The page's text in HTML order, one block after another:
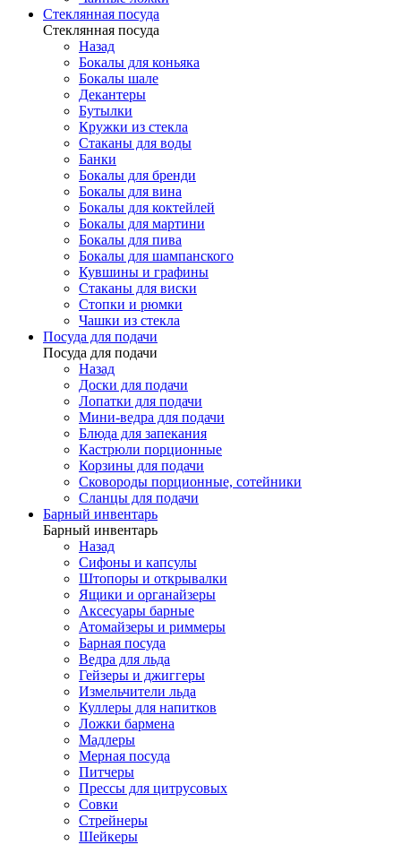
Стеклянная посуда
Стеклянная посуда
Назад
Бокалы для коньяка
Бокалы шале
Декантеры
Бутылки
Кружки из стекла
Стаканы для воды
Банки
Бокалы для бренди
Бокалы для вина
Бокалы для коктейлей
Бокалы для мартини
Бокалы для пива
Бокалы для шампанского
Кувшины и графины
Стаканы для виски
Стопки и рюмки
Чашки из стекла
Посуда для подачи
Посуда для подачи
Назад
Доски для подачи
Лопатки для подачи
Мини-ведра для подачи
Блюда для запекания
Кастрюли порционные
Корзины для подачи
Сковороды порционные, сотейники
Сланцы для подачи
Барный инвентарь
Барный инвентарь
Назад
Сифоны и капсулы
Штопоры и открывалки
Ящики и органайзеры
Аксесуары барные
Атомайзеры и риммеры
Барная посуда
Ведра для льда
Гейзеры и джиггеры
Измельчители льда
Куллеры для напитков
Ложки бармена
Мадлеры
Мерная посуда
Питчеры
Прессы для цитрусовых
Совки
Стрейнеры
Шейкеры